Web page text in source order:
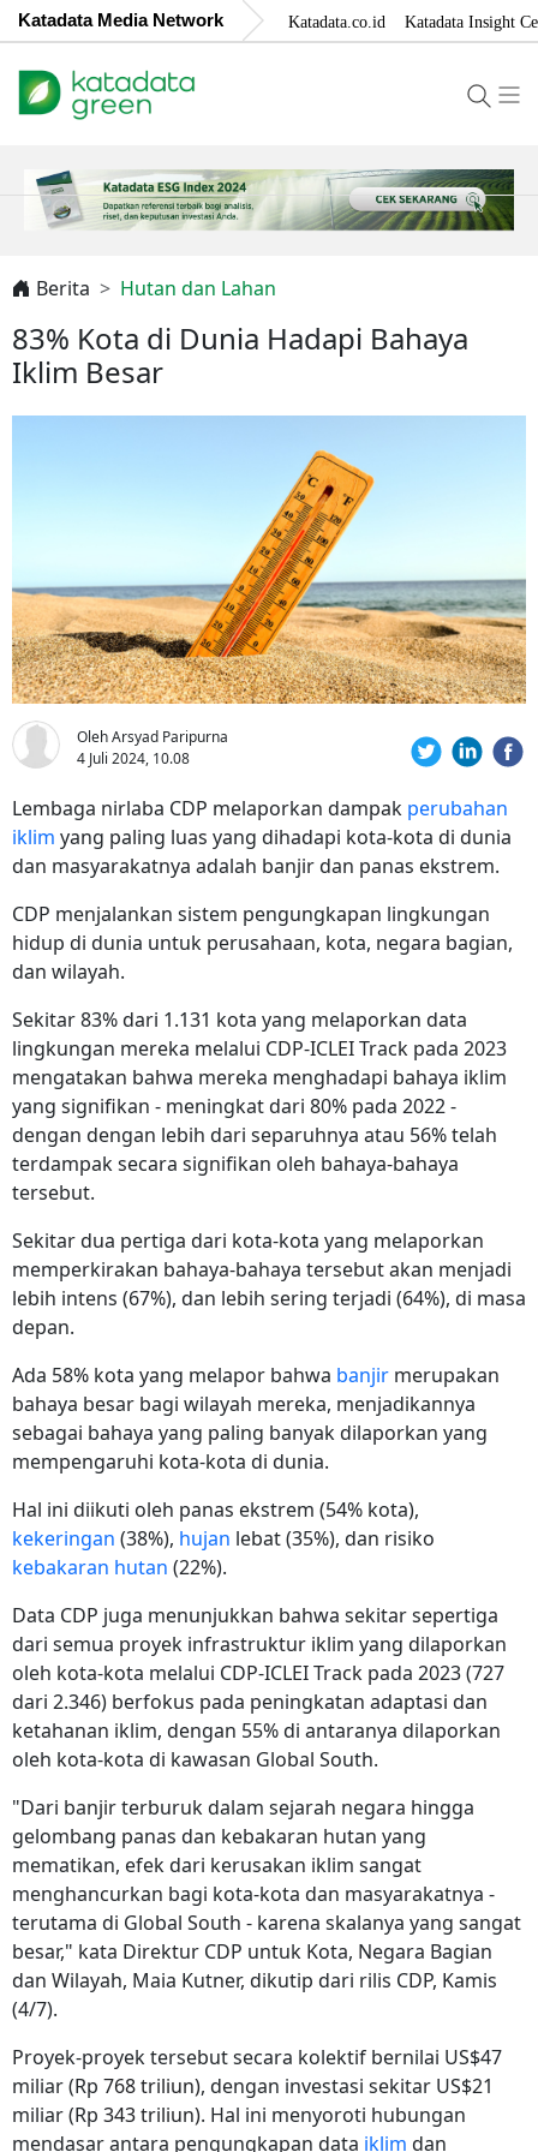
Katadata Media Network Katadata.co.id Katadata Insight
Berita Hutan dan Lahan
83% Kota di Dunia Hadapi Bahaya
Iklim Besar
Oleh Arsyad Paripurna
4 Juli 2024, 10.08
Lembaga nirlaba CDP melaporkan dampak perubahan
iklim yang paling luas yang dihadapi kota-kota di dunia
dan masyarakatnya adalah banjir dan panas ekstrem.
CDP menjalankan sistem pengungkapan lingkungan
hidup di dunia untuk perusahaan, kota, negara bagian,
dan wilayah.
Sekitar 83% dari 1.131 kota yang melaporkan data
lingkungan mereka melalui CDP-ICLEI Track pada 2023
mengatakan bahwa mereka menghadapi bahaya iklim
yang signifikan - meningkat dari 80% pada 2022 -
dengan dengan lebih dari separuhnya atau 56% telah
terdampak secara signifikan oleh bahaya-bahaya
tersebut.
Sekitar dua pertiga dari kota-kota yang melaporkan
memperkirakan bahaya-bahaya tersebut akan menjadi
lebih intens (67%), dan lebih sering terjadi (64%), di masa
depan.
Ada 58% kota yang melapor bahwa banjir merupakan
bahaya besar bagi wilayah mereka, menjadikannya
sebagai bahaya yang paling banyak dilaporkan yang
mempengaruhi kota-kota di dunia.
Hal ini diikuti oleh panas ekstrem (54% kota),
kekeringan (38%), hujan lebat (35%), dan risiko
kebakaran hutan (22%).
Data CDP juga menunjukkan bahwa sekitar sepertiga
dari semua proyek infrastruktur iklim yang dilaporkan
oleh kota-kota melalui CDP-ICLEI Track pada 2023 (727
dari 2.346) berfokus pada peningkatan adaptasi dan
ketahanan iklim, dengan 55% di antaranya dilaporkan
oleh kota-kota di kawasan Global South.
"Dari banjir terburuk dalam sejarah negara hingga
gelombang panas dan kebakaran hutan yang
mematikan, efek dari kerusakan iklim sangat
menghancurkan bagi kota-kota dan masyarakatnya -
terutama di Global South - karena skalanya yang sangat
besar," kata Direktur CDP untuk Kota, Negara Bagian
dan Wilayah, Maia Kutner, dikutip dari rilis CDP, Kamis
(4/7).
Proyek-proyek tersebut secara kolektif bernilai US$47
miliar (Rp 768 triliun), dengan investasi sekitar US$21
miliar (Rp 343 triliun). Hal ini menyoroti hubungan
mendasar antara pengungkapan data iklim dan